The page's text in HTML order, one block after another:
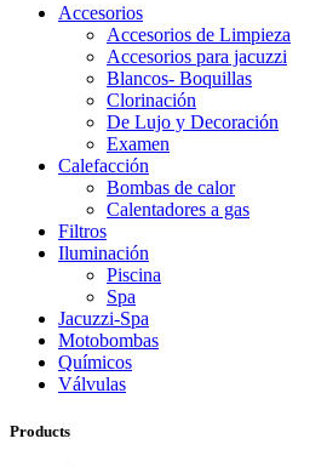
Accesorios
Accesorios de Limpieza
Accesorios para jacuzzi
Blancos- Boquillas
Clorinación
De Lujo y Decoración
Examen
Calefacción
Bombas de calor
Calentadores a gas
Filtros
Iluminación
Piscina
Spa
Jacuzzi-Spa
Motobombas
Químicos
Válvulas
Products